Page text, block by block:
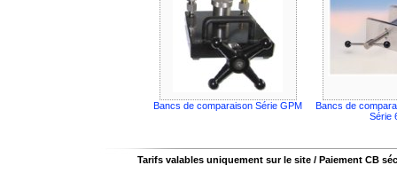
Bancs de comparaison Série GPM
Bancs de
Série
Tarifs valables uniquement sur le site / Paiement CB